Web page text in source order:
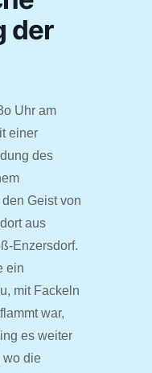
der
Uhr am
einer
des
Geist von
aus
Enzersdorf.
ein
mit Fackeln
war,
es weiter
wo die